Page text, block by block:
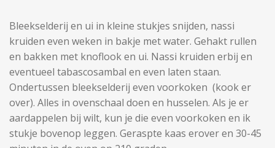
Bleekselderij en ui in kleine stukjes snijden, nassi
kruiden even weken in bakje met water. Gehakt rullen
en bakken met knoflook en ui. Nassi kruiden erbij en
eventueel tabascosambal en even laten staan.
Ondertussen bleekselderij even voorkoken (kook er
over). Alles in ovenschaal doen en husselen. Als je er
aardappelen bij wilt, kun je die even voorkoken en ik
stukje bovenop leggen. Geraspte kaas erover en 30-45